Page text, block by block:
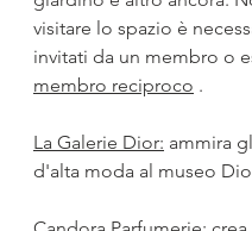
visitare lo spazio è
invitati da un membro o
membro reciproco .
La Galerie Dior: ammira
d'alta moda al museo